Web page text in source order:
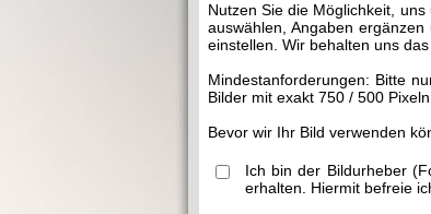
Nutzen Sie die Möglichkeit,
auswählen, Angaben
einstellen. Wir behalten uns
Mindestanforderungen: Bitte
Bilder mit exakt 750 / 500
Bevor wir Ihr Bild verwenden
Ich bin der Bildurheber
erhalten. Hiermit befreie